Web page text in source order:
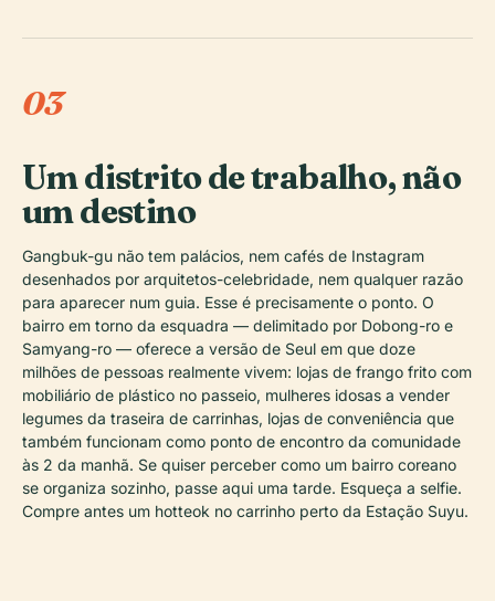
03
Um distrito de trabalho, não
um destino
Gangbuk-gu não tem palácios, nem cafés de Instagram
desenhados por arquitetos-celebridade, nem qualquer razão
para aparecer num guia. Esse é precisamente o ponto. O
bairro em torno da esquadra — delimitado por Dobong-ro e
Samyang-ro — oferece a versão de Seul em que doze
milhões de pessoas realmente vivem: lojas de frango frito com
mobiliário de plástico no passeio, mulheres idosas a vender
legumes da traseira de carrinhas, lojas de conveniência que
também funcionam como ponto de encontro da comunidade
às 2 da manhã. Se quiser perceber como um bairro coreano
se organiza sozinho, passe aqui uma tarde. Esqueça a selfie.
Compre antes um hotteok no carrinho perto da Estação Suyu.